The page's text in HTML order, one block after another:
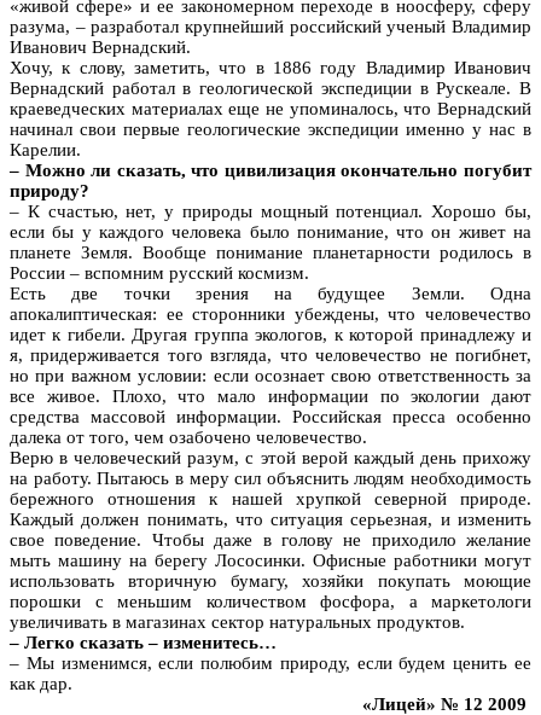
«живой сфере» и ее закономерном переходе в ноосферу, сферу
разума, – разработал крупнейший российский ученый Владимир
Иванович Вернадский.
Хочу, к слову, заметить, что в 1886 году Владимир Иванович
Вернадский работал в геологической экспедиции в Рускеале. В
краеведческих материалах еще не упоминалось, что Вернадский
начинал свои первые геологические экспедиции именно у нас в
Карелии.
– Можно ли сказать, что цивилизация окончательно погубит
природу?
– К счастью, нет, у природы мощный потенциал. Хорошо бы,
если бы у каждого человека было понимание, что он живет на
планете Земля. Вообще понимание планетарности родилось в
России – вспомним русский космизм.
Есть две точки зрения на будущее Земли. Одна
апокалиптическая: ее сторонники убеждены, что человечество
идет к гибели. Другая группа экологов, к которой принадлежу и
я, придерживается того взгляда, что человечество не погибнет,
но при важном условии: если осознает свою ответственность за
все живое. Плохо, что мало информации по экологии дают
средства массовой информации. Российская пресса особенно
далека от того, чем озабочено человечество.
Верю в человеческий разум, с этой верой каждый день прихожу
на работу. Пытаюсь в меру сил объяснить людям необходимость
бережного отношения к нашей хрупкой северной природе.
Каждый должен понимать, что ситуация серьезная, и изменить
свое поведение. Чтобы даже в голову не приходило желание
мыть машину на берегу Лососинки. Офисные работники могут
использовать вторичную бумагу, хозяйки покупать моющие
порошки с меньшим количеством фосфора, а маркетологи
увеличивать в магазинах сектор натуральных продуктов.
– Легко сказать – изменитесь…
– Мы изменимся, если полюбим природу, если будем ценить ее
как дар.
«Лицей» № 12 2009